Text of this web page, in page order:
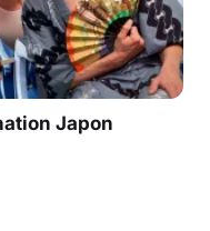
Japon